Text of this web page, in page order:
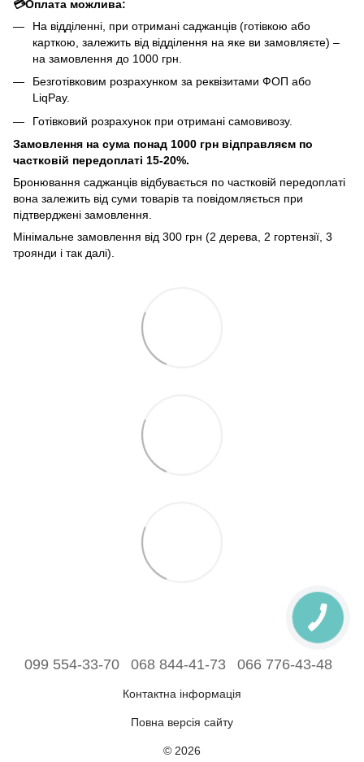
💳Оплата можлива:
На відділенні, при отримані саджанців (готівкою або
карткою, залежить від відділення на яке ви замовляєте) –
на замовлення до 1000 грн.
Безготівковим розрахунком за реквізитами ФОП або
LiqPay.
Готівковий розрахунок при отримані самовивозу.
Замовлення на сума понад 1000 грн відправляєм по
частковій передоплаті 15-20%.
Бронювання саджанців відбувається по частковій передоплаті
вона залежить від суми товарів та повідомляється при
підтверджені замовлення.
Мінімальне замовлення від 300 грн (2 дерева, 2 гортензії, 3
троянди і так далі).
099 554-33-70 068 844-41-73 066 776-43-48
Контактна інформація
Повна версія сайту
© 2026